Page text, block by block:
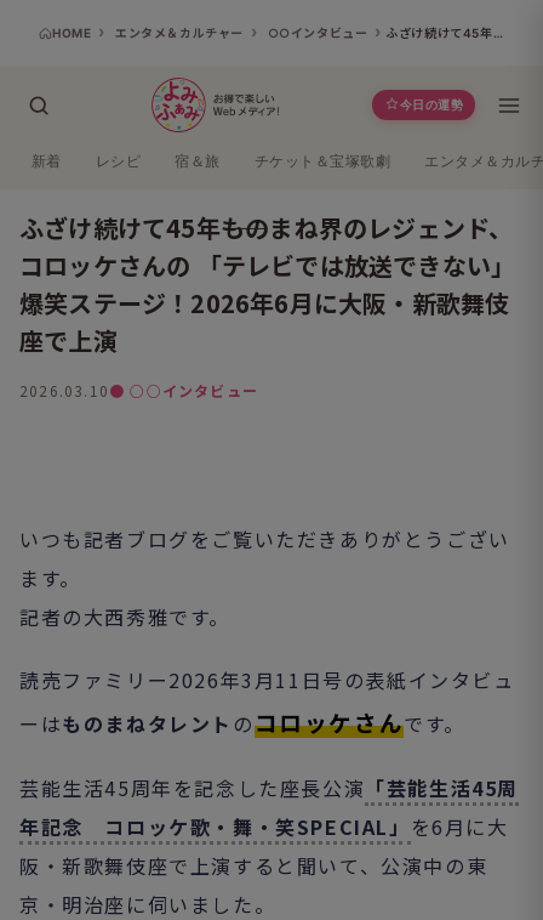
HOME エンタメ＆カルチャー ○○インタビュー ふざけ続けて45年――ものまね界のレジェンド、コロッケさんの 「テレビでは放送できない」爆笑ステージ！2026年6月に大阪・新歌舞伎座で上演
今日の運勢
新着 レシピ 宿＆旅 チケット＆宝塚歌劇 エンタメ＆カル
ふざけ続けて45年――ものまね界のレジェンド、
コロッケさんの 「テレビでは放送できない」
爆笑ステージ！2026年6月に大阪・新歌舞伎
座で上演
2026.03.10● ○○インタビュー
いつも記者ブログをご覧いただきありがとうござい
ます。
記者の大西秀雅です。
読売ファミリー2026年3月11日号の表紙インタビュ
ーはものまねタレント のコロッケさんです。
芸能生活45周年を記念した座長公演 「芸能生活45周
年記念 コロッケ歌・舞・笑SPECIAL」 を6月に大
阪・新歌舞伎座で上演すると聞いて、公演中の東
京・明治座に伺いました。